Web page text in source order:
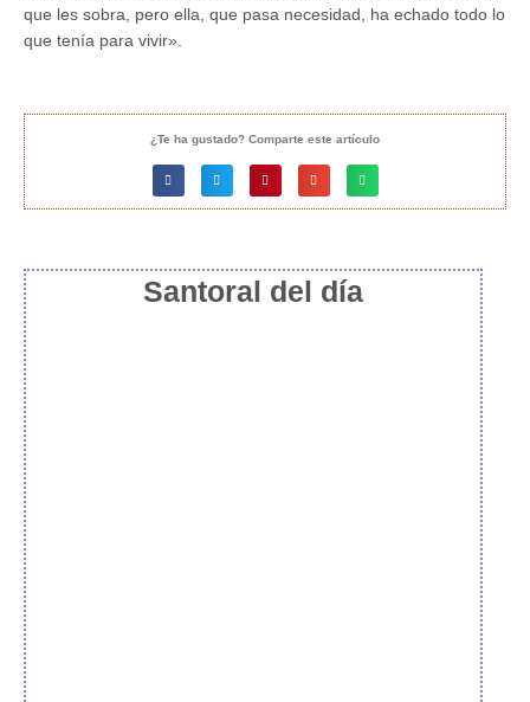
que les sobra, pero ella, que pasa necesidad, ha echado todo lo
que tenía para vivir».
¿Te ha gustado? Comparte este artículo
Santoral del día